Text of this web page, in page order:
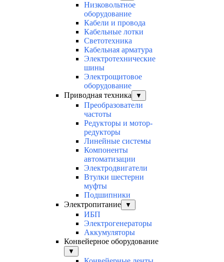
Низковольтное
оборудование
Кабели и провода
Кабельные лотки
Светотехника
Кабельная арматура
Электротехнические
шины
Электрощитовое
оборудование
Приводная техника
▼
Преобразователи
частоты
Редукторы и мотор-
редукторы
Линейные системы
Компоненты
автоматизации
Электродвигатели
Втулки шестерни
муфты
Подшипники
Электропитание
▼
ИБП
Электрогенераторы
Аккумуляторы
Конвейерное оборудование
▼